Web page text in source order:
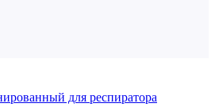
для респиратора